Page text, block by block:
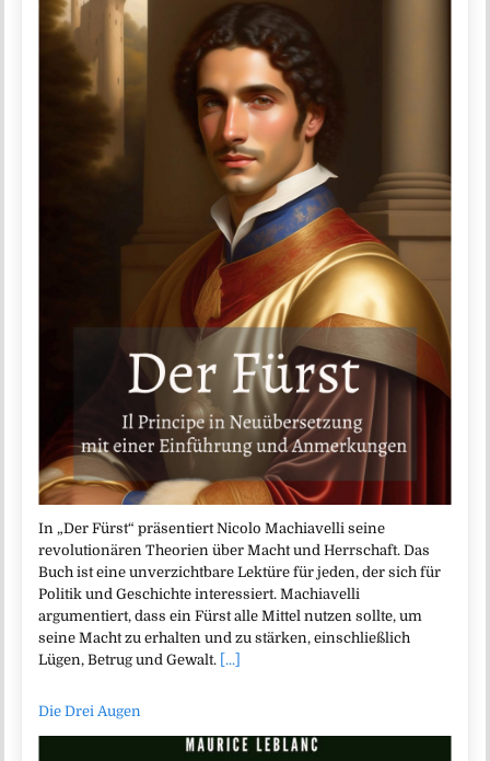
In „Der Fürst“ präsentiert Nicolo Machiavelli seine
revolutionären Theorien über Macht und Herrschaft. Das
Buch ist eine unverzichtbare Lektüre für jeden, der sich für
Politik und Geschichte interessiert. Machiavelli
argumentiert, dass ein Fürst alle Mittel nutzen sollte, um
seine Macht zu erhalten und zu stärken, einschließlich
Lügen, Betrug und Gewalt. [...]
Die Drei Augen